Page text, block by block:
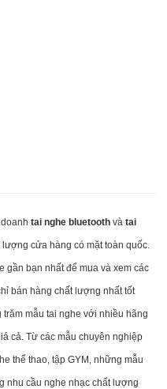
tai nghe bluetooth và tai
cửa hàng có mặt toàn quốc.
gần bạn nhất để mua và xem các
bán hàng chất lượng nhất tốt
mẫu tai nghe với nhiều hãng
cả. Từ các mẫu chuyên nghiệp
thể thao, tập GYM, những mẫu
nhu cầu nghe nhạc chất lượng